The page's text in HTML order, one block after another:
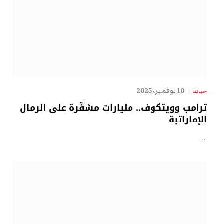
حياتنا 10 نوفمبر، 2025
ترامب وويتكوف.. مليارات مشفّرة على الرمال
الإماراتية
…